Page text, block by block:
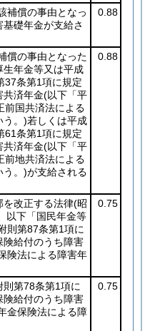
補償の事由となっ
礎年金が支給さ
0.88
償の事由となった
生年金等又は平成
37条第1項に規定
共済年金(以下「平
前国共済法による
う。)若しくは平成
61条第1項に規定
共済年金(以下「平
前地共済法による
う。)が支給される
0.88
を改正する法律(昭
以下「国民年金等
則第87条第1項に
険給付のうち障害
険法による障害年
0.75
第78条第1項に
険給付のうち障害
金保険法による障
0.75